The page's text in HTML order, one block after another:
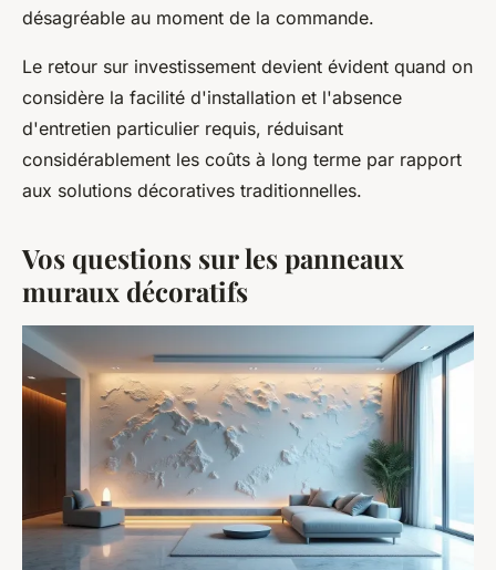
désagréable au moment de la commande.
Le retour sur investissement devient évident quand on
considère la facilité d'installation et l'absence
d'entretien particulier requis, réduisant
considérablement les coûts à long terme par rapport
aux solutions décoratives traditionnelles.
Vos questions sur les panneaux
muraux décoratifs